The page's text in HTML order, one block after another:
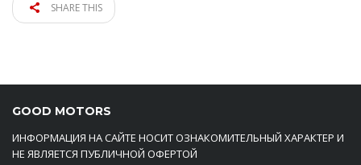
SHARE THIS
GOOD MOTORS
ИНФОРМАЦИЯ НА САЙТЕ НОСИТ ОЗНАКОМИТЕЛЬНЫЙ ХАРАКТЕР И
НЕ ЯВЛЯЕТСЯ ПУБЛИЧНОЙ ОФЕРТОЙ